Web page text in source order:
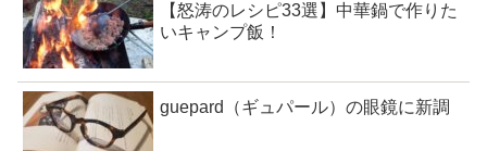
【怒涛のレシピ33選】中華鍋で作りた
いキャンプ飯！
guepard（ギュパール）の眼鏡に新調